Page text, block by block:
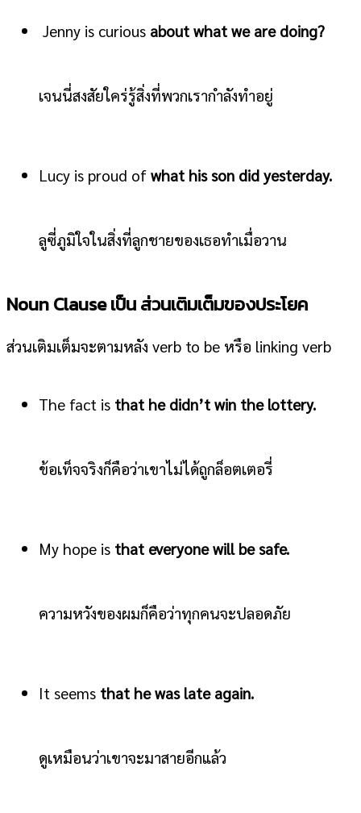
Jenny is curious about what we are doing?
เจนนี่สงสัยใคร่รู้สิ่งที่พวกเรากำลังทำอยู่
Lucy is proud of what his son did yesterday.
ลูซี่ภูมิใจในสิ่งที่ลูกชายของเธอทำเมื่อวาน
Noun Clause เป็น ส่วนเติมเต็มของประโยค
ส่วนเติมเต็มจะตามหลัง verb to be หรือ linking verb
The fact is that he didn’t win the lottery.
ข้อเท็จจริงก็คือว่าเขาไม่ได้ถูกล็อตเตอรี่
My hope is that everyone will be safe.
ความหวังของผมก็คือว่าทุกคนจะปลอดภัย
It seems that he was late again.
ดูเหมือนว่าเขาจะมาสายอีกแล้ว